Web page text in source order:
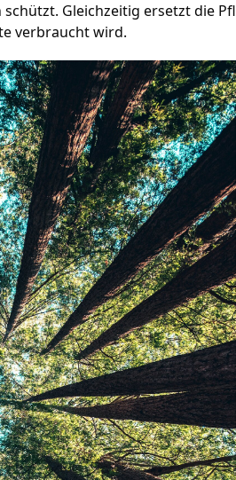
Gleichzeitig ersetzt die
verbraucht wird.